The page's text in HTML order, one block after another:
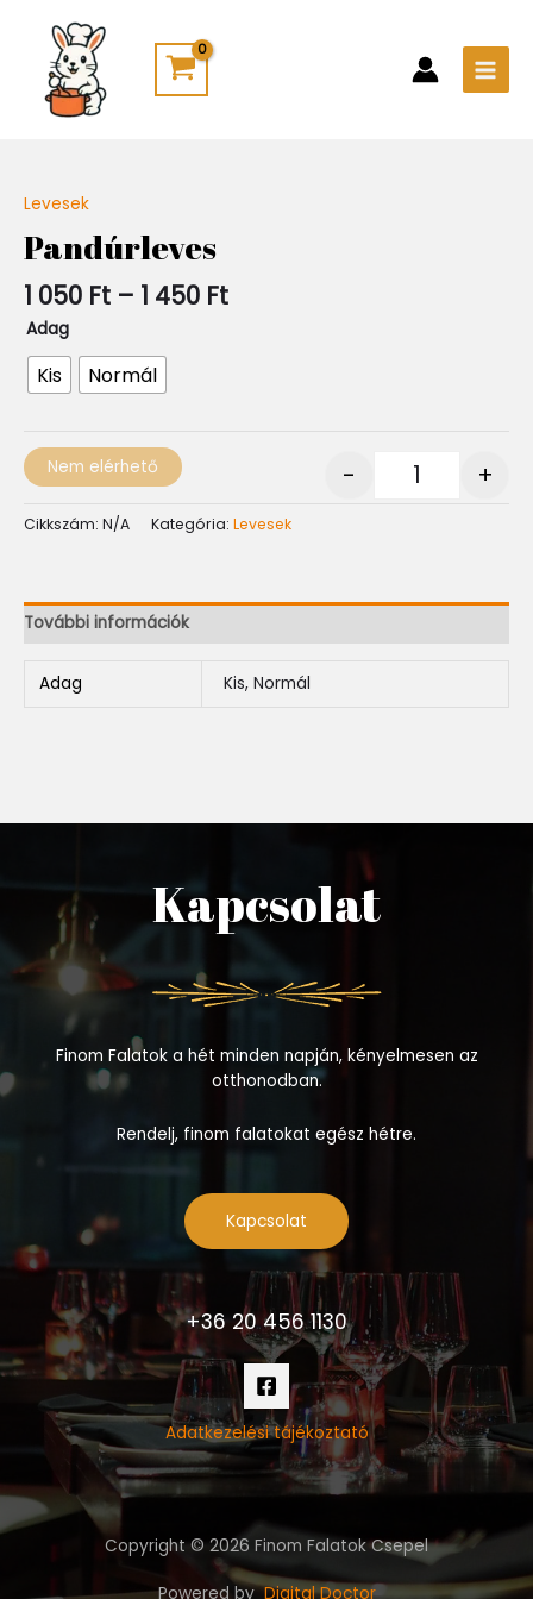
content
Levesek
Pandúrleves
1 050 Ft – 1 450 Ft-
1
Adag
Kis Normál
- +
Nem elérhető
Cikkszám: N/A Kategória: Levesek
További információk
Adag Kis, Normál
Kapcsolat
Finom Falatok a hét minden napján, kényelmesen az
otthonodban.
Rendelj, finom falatokat egész hétre.
Kapcsolat
+36 20 456 1130
Adatkezelési tájékoztató
Copyright © 2026 Finom Falatok Csepel
Powered byDigital Doctor